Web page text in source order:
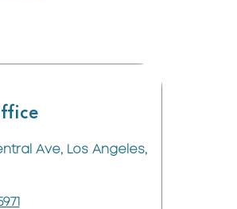
Ave, Los Angeles,